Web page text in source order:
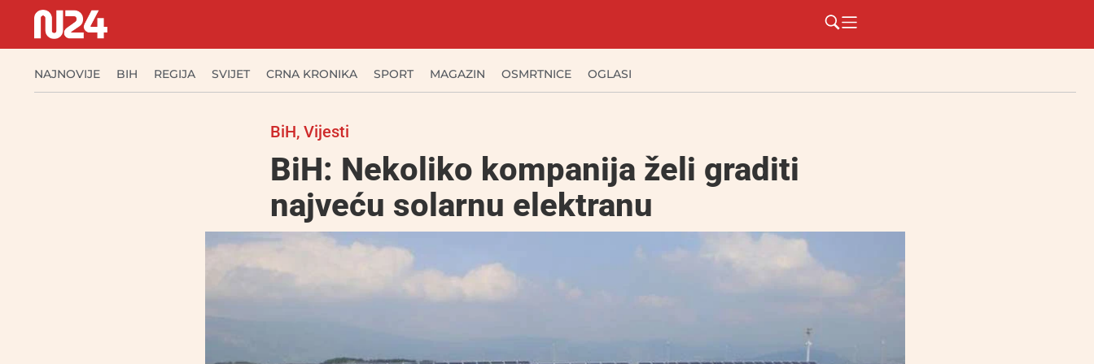
NAJNOVIJE BIH REGIJA SVIJET CRNA KRONIKA SPORT MAGAZIN OSMRTNICE OGLASI
BiH, Vijesti
BiH: Nekoliko kompanija želi graditi
najveću solarnu elektranu